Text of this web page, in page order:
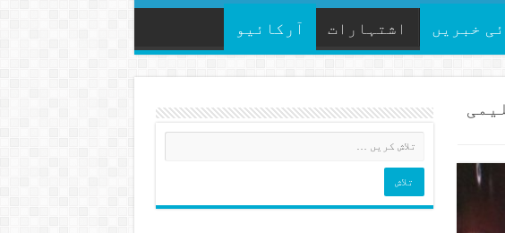
خبریں اشتہارات آرکائیو